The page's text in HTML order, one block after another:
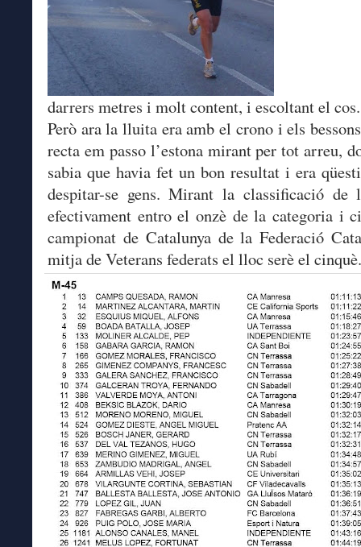
darrers metres i molt content, i escoltant el cos.
Però ara la lluita era amb el crono i els
recta em passo l’estona mirant per tot arreu,
sabia que havia fet un bon resultat i era
despitar-se gens. Mirant la classificació de
efectivament entro el onzè de la categoria i
campionat de Catalunya de la Federació
mitja de Veterans federats el lloc serè el cinquè.